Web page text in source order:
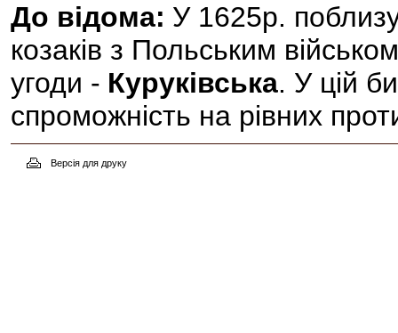
До відома: У 1625р.
козаків з Польським
угоди - Куруківська. У цій
спроможність на рівних
Версія для друку